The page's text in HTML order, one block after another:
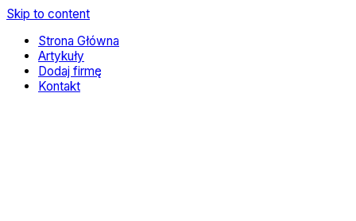
Skip to content
Strona Główna
Artykuły
Dodaj firmę
Kontakt